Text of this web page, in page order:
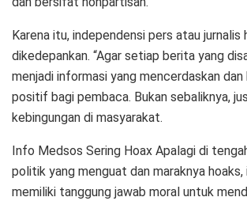
Karena itu, independensi pers atau jurnalis
dikedepankan. “Agar setiap berita yang
menjadi informasi yang mencerdaskan dan
positif bagi pembaca. Bukan sebaliknya,
kebingungan di masyarakat.
Info Medsos Sering Hoax Apalagi di
politik yang menguat dan maraknya hoaks,
memiliki tanggung jawab moral untuk